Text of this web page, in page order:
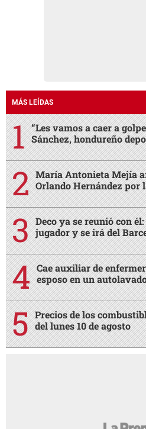
MÁS LEÍDAS
“Les vamos a caer a
Sánchez, hondureño
María Antonieta Mejía
Orlando Hernández por
Deco ya se reunió con
jugador y se irá del
Cae auxiliar de
esposo en un
Precios de los
del lunes 10 de agosto